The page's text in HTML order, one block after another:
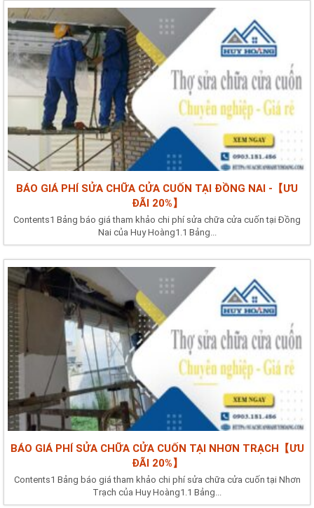
BÁO GIÁ PHÍ SỬA CHỮA CỬA CUỐN TẠI ĐỒNG NAI -【ƯU
ĐÃI 20%】
Contents1 Bảng báo giá tham khảo chi phí sửa chữa cửa cuốn tại Đồng
Nai của Huy Hoàng1.1 Bảng...
BÁO GIÁ PHÍ SỬA CHỮA CỬA CUỐN TẠI NHƠN TRẠCH【ƯU
ĐÃI 20%】
Contents1 Bảng báo giá tham khảo chi phí sửa chữa cửa cuốn tại Nhơn
Trạch của Huy Hoàng1.1 Bảng...